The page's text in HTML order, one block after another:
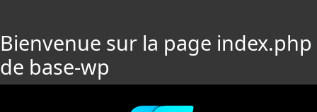
Bienvenue sur la page index.php
de base-wp